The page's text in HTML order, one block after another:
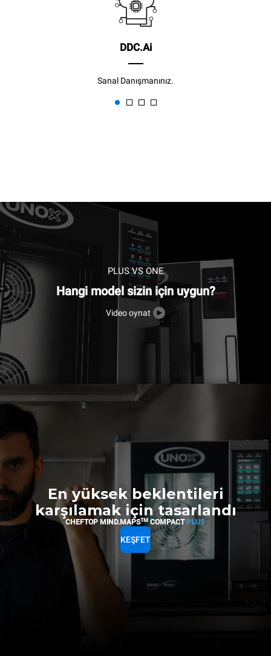
DDC.Ai
Sanal Danışmanınız.
PLUS VS ONE
Hangi model sizin için uygun?
Video oynat
En yüksek beklentileri
karşılamak için tasarlandı
CHEFTOP MIND.MAPSTM COMPACTPLUS
KEŞFET